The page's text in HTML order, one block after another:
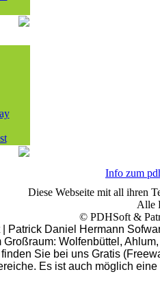
Info zum
Diese Webseite mit all ihren
Alle
© PDHSoft &
| Patrick Daniel Hermann
Wolfenbüttel,
Sie bei uns Gratis
Es ist auch möglich